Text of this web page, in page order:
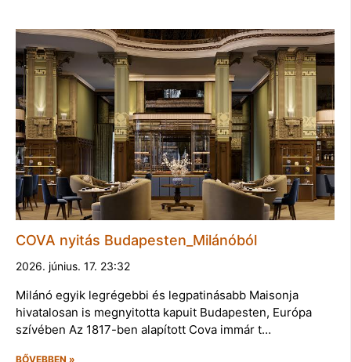
COVA nyitás Budapesten_Milánóból
2026. június. 17. 23:32
Milánó egyik legrégebbi és legpatinásabb Maisonja
hivatalosan is megnyitotta kapuit Budapesten, Európa
szívében Az 1817-ben alapított Cova immár t…
BŐVEBBEN »